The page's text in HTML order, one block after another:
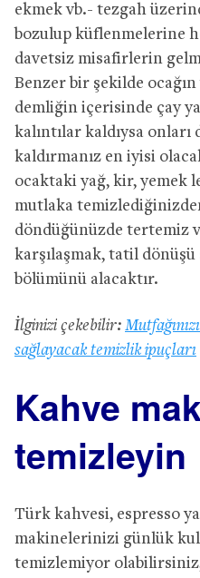
ekmek vb.- tezgah
bozulup küflenmelerine
davetsiz misafirlerin
Benzer bir şekilde
demliğin içerisinde çay
kalıntılar kaldıysa
kaldırmanız en iyisi
ocaktaki yağ, kir, yemek
mutlaka
döndüğünüzde tertemiz
karşılaşmak, tatil
bölümünü alacaktır.
İlginizi çekebilir:
sağlayacak temizlik ipuçları
Kahve
temizleyin
Türk kahvesi, espresso
makinelerinizi günlük
temizlemiyor